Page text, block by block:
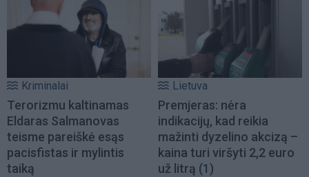
Kriminalai
Terorizmu kaltinamas
Eldaras Salmanovas
teisme pareiškė esąs
pacisfistas ir mylintis
taiką
Lietuva
Premjeras: nėra
indikacijų, kad reikia
mažinti dyzelino akcizą –
kaina turi viršyti 2,2 euro
už litrą (1)